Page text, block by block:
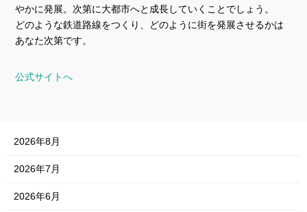
やかに発展。次第に大都市へと成長していくことでしょう。
どのような鉄道路線をつくり、どのように街を発展させるかは
あなた次第です。
公式サイトへ
2026年8月
2026年7月
2026年6月